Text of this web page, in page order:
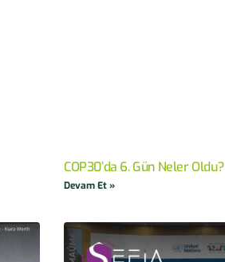
COP30’da 6. Gün Neler Oldu?
Devam Et »